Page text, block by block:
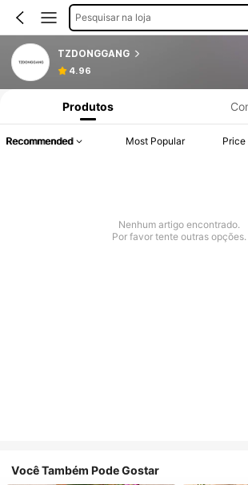
Pesquisar na loja
TZDONGGANG
4.96
Produtos
Recommended Most Popular Price
Nenhum artigo encontrado.
Por favor tente outras opções.
Você Também Pode Gostar